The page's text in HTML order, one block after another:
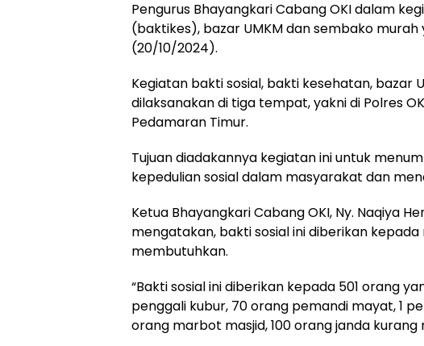
Pengurus Bhayangkari Cabang OKI dalam
(baktikes), bazar UMKM dan sembako
(20/10/2024).
Kegiatan bakti sosial, bakti kesehatan, bazar
dilaksanakan di tiga tempat, yakni di Polres
Pedamaran Timur.
Tujuan diadakannya kegiatan ini untuk
kepedulian sosial dalam masyarakat dan
Ketua Bhayangkari Cabang OKI, Ny. Naqiya
mengatakan, bakti sosial ini diberikan
membutuhkan.
“Bakti sosial ini diberikan kepada 501 orang
penggali kubur, 70 orang pemandi mayat, 1
orang marbot masjid, 100 orang janda kurang